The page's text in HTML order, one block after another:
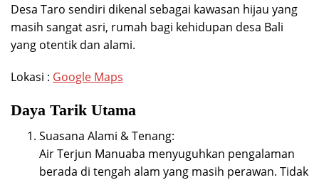
Desa Taro sendiri dikenal sebagai kawasan hijau yang
masih sangat asri, rumah bagi kehidupan desa Bali
yang otentik dan alami.
Lokasi : Google Maps
Daya Tarik Utama
Suasana Alami & Tenang:
Air Terjun Manuaba menyuguhkan pengalaman
berada di tengah alam yang masih perawan. Tidak